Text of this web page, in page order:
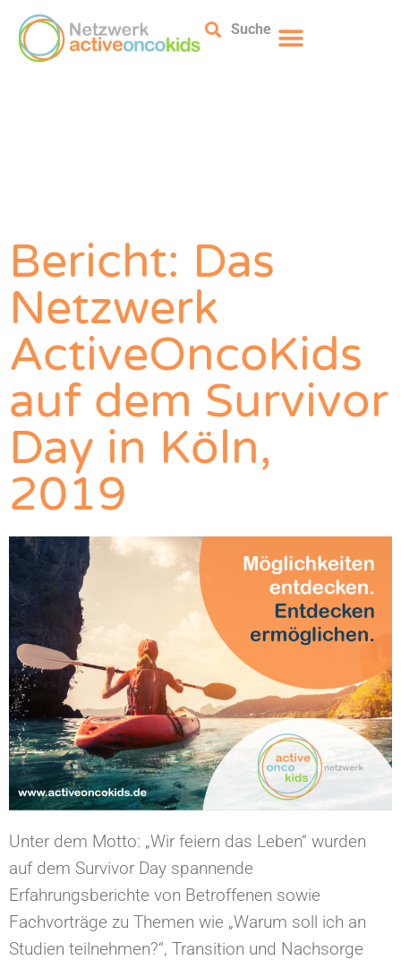
Suche
Bericht: Das
Netzwerk
ActiveOncoKids
auf dem Survivor
Day in Köln,
2019
Unter dem Motto: „Wir feiern das Leben“ wurden
auf dem Survivor Day spannende
Erfahrungsberichte von Betroffenen sowie
Fachvorträge zu Themen wie „Warum soll ich an
Studien teilnehmen?“, Transition und Nachsorge